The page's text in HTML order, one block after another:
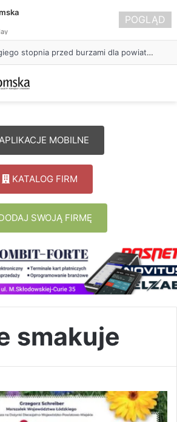
Ostrzeżenie drugiego stopnia przed burzami dla powiatu radomszczańskiego
MOBILNE
KATALOG FIRM
SWOJĄ FIRMĘ
smakuje
POGLĄD